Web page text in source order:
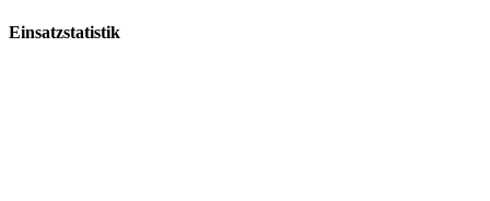
Einsatzstatistik